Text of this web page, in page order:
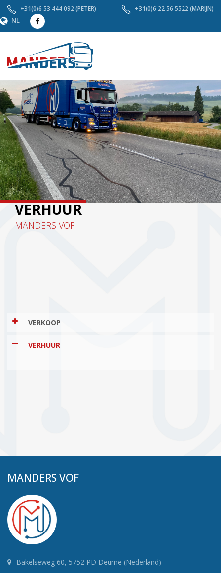
+31(0)6 53 444 092 (PETER) +31(0)6 22 56 5522 (MARIJN)
NL
VERHUUR
MANDERS VOF
VERKOOP
VERHUUR
MANDERS VOF
Bakelseweg 60, 5752 PD Deurne (Nederland)